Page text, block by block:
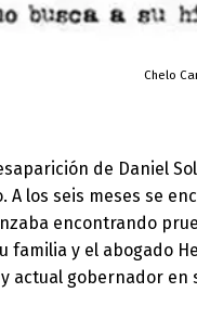
Chelo
de Daniel
los seis meses se
encontrando
familia y el abogado
actual gobernador